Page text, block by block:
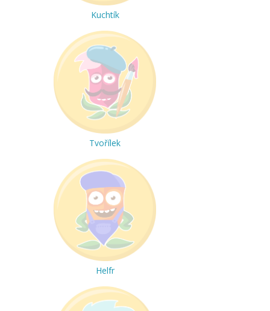
Kuchtík
Tvořílek
Helfr